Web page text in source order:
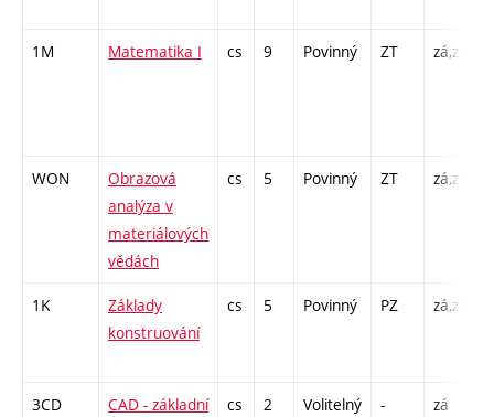
1M Matematika I cs 9 Povinný ZT zá,zk
WON
Obrazová
analýza v
materiálových
vědách
cs 5 Povinný ZT zá,zk
1K
Základy
konstruování
cs 5 Povinný PZ zá,zk
3CD CAD - základní cs 2 Volitelný - zá